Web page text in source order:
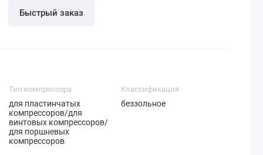
Быстрый заказ
Тип компрессора
для пластинчатых
компрессоров/для
винтовых компрессоров/
для поршневых
компрессоров
Классификация
беззольное